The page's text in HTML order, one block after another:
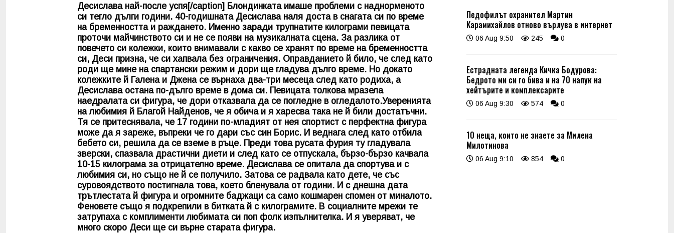
Десислава най-после успя[/caption] Блондинката имаше проблеми с наднорменото
си тегло дълги години. 40-годишната Десислава наля доста в снагата си по време
на бременността и раждането. Именно заради трупнатите килограми певицата
проточи майчинството си и не се появи на музикалната сцена. За разлика от
повечето си колежки, които внимавали с какво се хранят по време на бременността
си, Деси призна, че си хапвала без ограничения. Оправданието й било, че след като
роди ще мине на спартански режим и дори ще гладува дълго време. Но докато
колежките й Галена и Джена се върнаха два-три месеца след като родиха, а
Десислава остана по-дълго време в дома си. Певицата толкова мразела
наедралата си фигура, че дори отказвала да се погледне в огледалото.Уверенията
на любимия й Благой Найденов, че я обича и я харесва така не й били достатъчни.
Тя се притеснявала, че 17 години по-младият от нея спортист с перфектна фигура
може да я зареже, въпреки че го дари със син Борис. И веднага след като отбила
бебето си, решила да се вземе в ръце. Преди това русата фурия ту гладувала
зверски, спазвала драстични диети и след като се отпускала, бързо-бързо качвала
10-15 килограма за отрицателно време. Десислава се опитала да спортува и с
любимия си, но също не й се получило. Затова се радвала като дете, че със
суровоядството постигнала това, което бленувала от години. И с днешна дата
трътлестата й фигура и огромните баджаци са само кошмарен спомен от миналото.
Феновете също я подкрепили в битката й с килограмите. В социалните мрежи те
затрупаха с комплименти любимата си поп фолк изпълнителка. И я уверяват, че
много скоро Деси ще си върне старата фигура.
Педофилът охранител Мартин
Карамихайлов отново върлува в интернет
06 Aug 9:50 245 0
Естрадната легенда Кичка Бодурова:
Бедрото ми си го бива и на 70 напук на
хейтърите и комплексарите
06 Aug 9:30 574 0
10 неща, които не знаете за Милена
Милотинова
06 Aug 9:10 854 0